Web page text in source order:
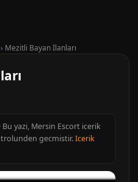
› Mezitli Bayan İlanları
· Bu yazi, Mersin Escort icerik
gecmistir.Icerik